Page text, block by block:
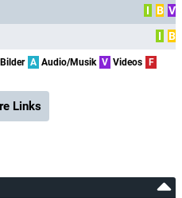
I B V
I B
Bilder A Audio/Musik V Videos F
Links